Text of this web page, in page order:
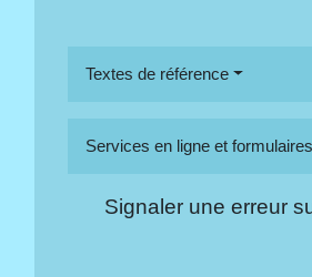
Textes de référence
Services en ligne et formulaires
Signaler une erreur